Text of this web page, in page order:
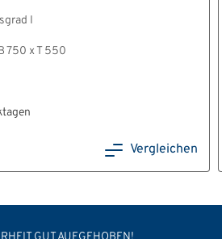
I
750 x T 550
Vergleichen